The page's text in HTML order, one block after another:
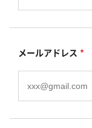
メールアドレス *